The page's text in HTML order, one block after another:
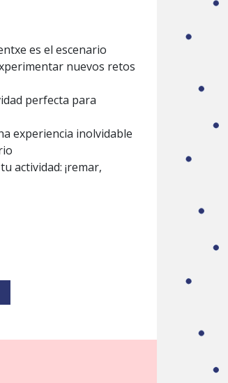
es el escenario
nuevos retos
perfecta para
experiencia inolvidable
actividad: ¡remar,